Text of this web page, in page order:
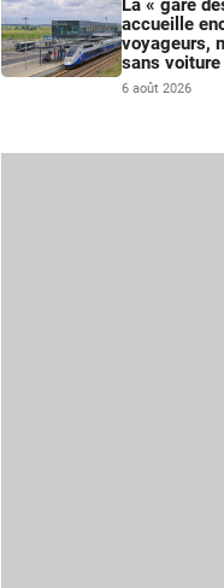
La « gare
accueille
voyageurs,
sans voiture
6 août 2026